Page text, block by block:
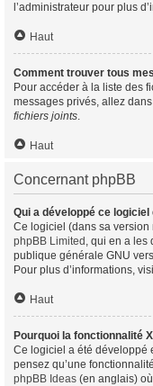
l’administrateur pour plus
Haut
Comment trouver tous
Pour accéder à la liste des
messages privés, allez
fichiers joints.
Haut
Concernant phpBB
Qui a développé ce logiciel
Ce logiciel (dans sa
phpBB Limited , qui en a les
publique générale GNU
Pour plus d’informations,
Haut
Pourquoi la fonctionnalité
Ce logiciel a été développé
pensez qu’une
phpBB Ideas (en anglais)